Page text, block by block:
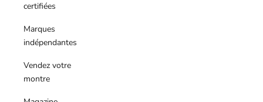
certifiées
Marques
indépendantes
Vendez votre
montre